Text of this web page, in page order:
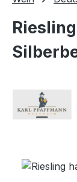
Bildergalerie